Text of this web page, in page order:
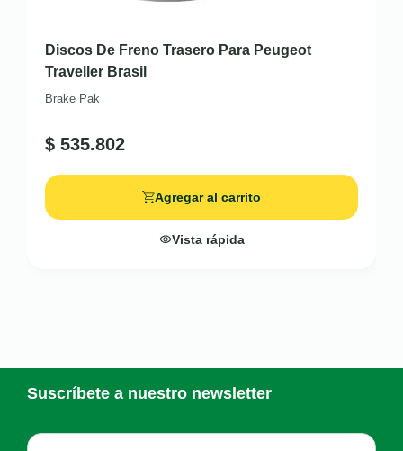
Discos De Freno Trasero Para Peugeot
Traveller Brasil
Brake Pak
$ 535.802
Agregar al carrito
Vista rápida
Suscríbete a nuestro newsletter